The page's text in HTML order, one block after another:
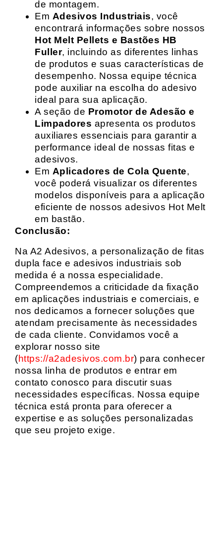
de montagem.
Em Adesivos Industriais, você
encontrará informações sobre nossos
Hot Melt Pellets e Bastões HB
Fuller, incluindo as diferentes linhas
de produtos e suas características de
desempenho. Nossa equipe técnica
pode auxiliar na escolha do adesivo
ideal para sua aplicação.
A seção de Promotor de Adesão e
Limpadores apresenta os produtos
auxiliares essenciais para garantir a
performance ideal de nossas fitas e
adesivos.
Em Aplicadores de Cola Quente,
você poderá visualizar os diferentes
modelos disponíveis para a aplicação
eficiente de nossos adesivos Hot Melt
em bastão.
Conclusão:
Na A2 Adesivos, a personalização de fitas
dupla face e adesivos industriais sob
medida é a nossa especialidade.
Compreendemos a criticidade da fixação
em aplicações industriais e comerciais, e
nos dedicamos a fornecer soluções que
atendam precisamente às necessidades
de cada cliente. Convidamos você a
explorar nosso site
(https://a2adesivos.com.br) para conhecer
nossa linha de produtos e entrar em
contato conosco para discutir suas
necessidades específicas. Nossa equipe
técnica está pronta para oferecer a
expertise e as soluções personalizadas
que seu projeto exige.